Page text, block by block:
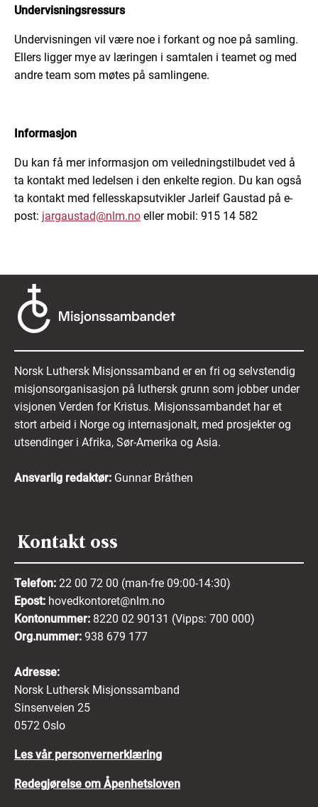
Undervisningsressurs
Undervisningen vil være noe i forkant og noe på samling.
Ellers ligger mye av læringen i samtalen i teamet og med
andre team som møtes på samlingene.
Informasjon
Du kan få mer informasjon om veiledningstilbudet ved å
ta kontakt med ledelsen i den enkelte region. Du kan også
ta kontakt med fellesskapsutvikler Jarleif Gaustad på e-
post: jargaustad@nlm.no eller mobil: 915 14 582
Norsk Luthersk Misjonssamband er en fri og selvstendig
misjonsorganisasjon på luthersk grunn som jobber under
visjonen Verden for Kristus. Misjonssambandet har et
stort arbeid i Norge og internasjonalt, med prosjekter og
utsendinger i Afrika, Sør-Amerika og Asia.
Ansvarlig redaktør: Gunnar Bråthen
Kontakt oss
Telefon: 22 00 72 00 (man-fre 09:00-14:30)
Epost: hovedkontoret@nlm.no
Kontonummer: 8220 02 90131 (Vipps: 700 000)
Org.nummer: 938 679 177
Adresse:
Norsk Luthersk Misjonssamband
Sinsenveien 25
0572 Oslo
Les vår personvernerklæring
Redegjørelse om Åpenhetsloven